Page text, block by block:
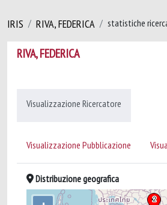
IRIS RIVA, FEDERICA statistiche
RIVA, FEDERICA
Visualizzazione Ricercatore
Visualizzazione Pubblicazione
Distribuzione geografica